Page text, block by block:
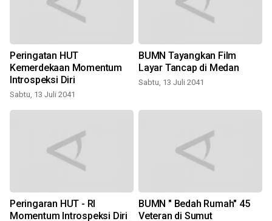
Peringatan HUT
Kemerdekaan Momentum
Introspeksi Diri
Sabtu, 13 Juli 2041
BUMN Tayangkan Film
Layar Tancap di Medan
Sabtu, 13 Juli 2041
Peringaran HUT - RI
Momentum Introspeksi Diri
BUMN " Bedah Rumah" 45
Veteran di Sumut